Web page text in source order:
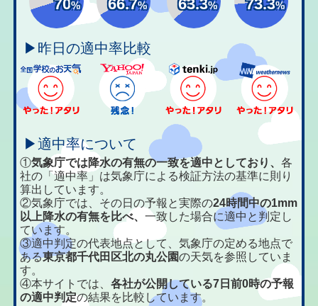
70% 66.7% 63.3% 73.3%
▶昨日の適中率比較
▶適中率について
①気象庁では降水の有無の一致を適中としており、各
社の「適中率」は気象庁による検証方法の基準に則り
算出しています。
②気象庁では、その日の予報と実際の24時間中の1mm
以上降水の有無を比べ、一致した場合に適中と判定し
ています。
③適中判定の代表地点として、気象庁の定める地点で
ある東京都千代田区北の丸公園の天気を参照していま
す。
④本サイトでは、各社が公開している7日前0時の予報
の適中判定の結果を比較しています。